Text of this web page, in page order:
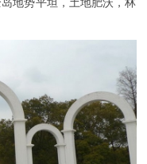
地势平坦，土地肥沃，林